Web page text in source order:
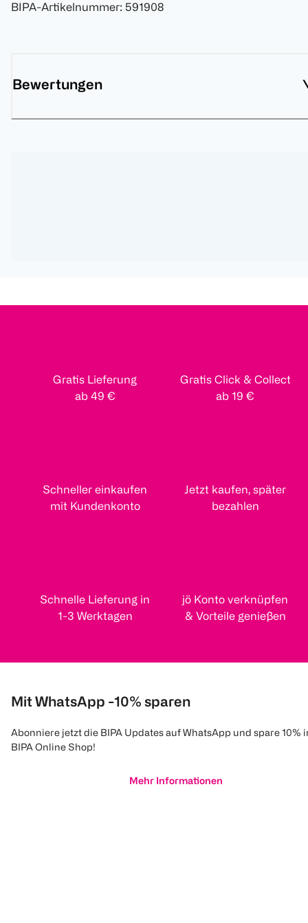
BIPA-Artikelnummer: 591908
Bewertungen
Gratis Lieferung
ab 49 €
Gratis Click & Collect
ab 19 €
Schneller einkaufen
mit Kundenkonto
Jetzt kaufen, später
bezahlen
Schnelle Lieferung in
1-3 Werktagen
jö Konto verknüpfen
& Vorteile genießen
Mit WhatsApp -10% sparen
Abonniere jetzt die BIPA Updates auf WhatsApp und spare 10%
BIPA Online Shop!
Mehr Informationen